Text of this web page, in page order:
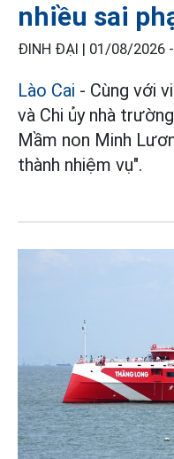
nhiều sai
ĐINH ĐẠI | 01/08/2026
Lào Cai - Cùng với
và Chi ủy nhà
Mầm non Minh
thành nhiệm vụ".